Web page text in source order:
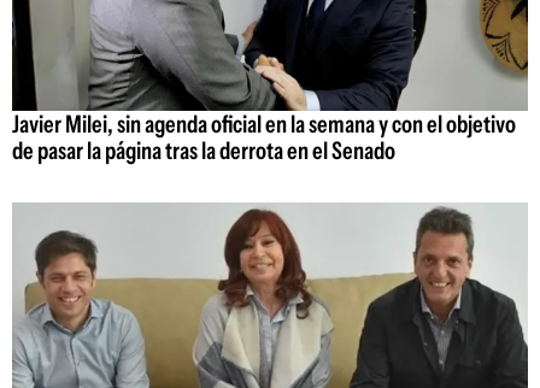
Javier Milei, sin agenda oficial en la semana y con el objetivo
de pasar la página tras la derrota en el Senado